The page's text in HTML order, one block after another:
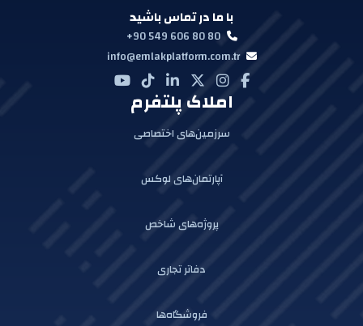
با ما در تماس باشید
+90 549 606 80 80
info@emlakplatform.com.tr
املاک پلتفرم
سرزمین‌های اختصاصی
آپارتمان‌های لوکس
پروژه‌های شاخص
دفاتر تجاری
فروشگاه‌ها